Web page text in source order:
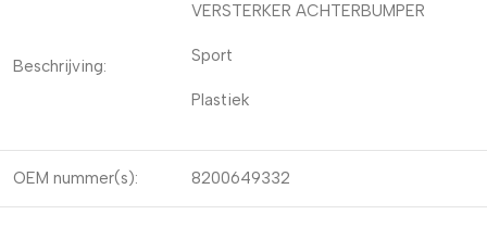
Beschrijving:
VERSTERKER ACHTERBUMPER
Sport
Plastiek
OEM nummer(s): 8200649332